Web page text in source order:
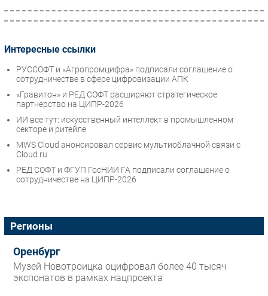
Интересные ссылки
РУССОФТ и «Агропромцифра» подписали соглашение о
сотрудничестве в сфере цифровизации АПК
«Гравитон» и РЕД СОФТ расширяют стратегическое
партнерство на ЦИПР-2026
ИИ все тут: искусственный интеллект в промышленном
секторе и ритейле
MWS Cloud анонсировал сервис мультиоблачной связи c
Cloud.ru
РЕД СОФТ и ФГУП ГосНИИ ГА подписали соглашение о
сотрудничестве на ЦИПР-2026
Регионы
Оренбург
Музей Новотроицка оцифровал более 40 тысяч
экспонатов в рамках нацпроекта